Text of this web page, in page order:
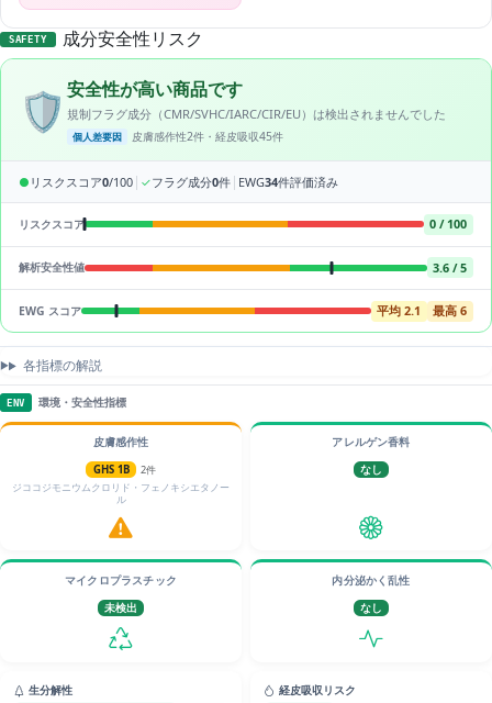
SAFETY 成分安全性リスク
🛡️安全性が高い商品です
規制フラグ成分（CMR/SVHC/IARC/CIR/EU）は検出されませんでした
個人差要因 皮膚感作性2件・経皮吸収45件
● リスクスコア0/100 | ✓フラグ成分0件 | EWG34件評価済み
リスクスコア 0 / 100
解析安全性値 3.6 / 5
EWG スコア 平均 2.1 最高 6
各指標の解説
ENV 環境・安全性指標
皮膚感作性
GHS 1B
2件
ジココジモニウムクロリド・フェノキシエタノー
ル
アレルゲン香料
なし
マイクロプラスチック
未検出
内分泌かく乱性
なし
生分解性 経皮吸収リスク